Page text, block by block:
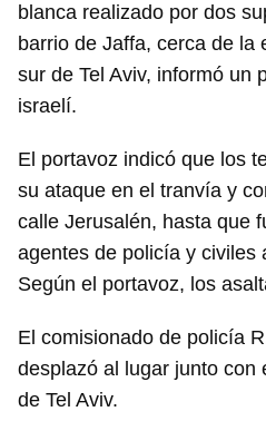
blanca realizado por dos
barrio de Jaffa, cerca de la
sur de Tel Aviv, informó un
israelí.
El portavoz indicó que los
su ataque en el tranvía y
calle Jerusalén, hasta que
agentes de policía y civiles
Según el portavoz, los
El comisionado de policía
desplazó al lugar junto con
de Tel Aviv.